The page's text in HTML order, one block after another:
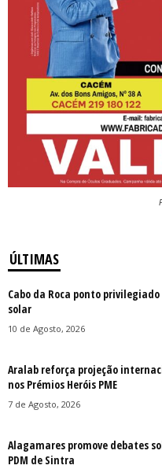
ÚLTIMAS
Cabo da Roca ponto
solar
10 de Agosto, 2026
Aralab reforça projeção
nos Prémios Heróis PME
7 de Agosto, 2026
Alagamares promove debates
PDM de Sintra